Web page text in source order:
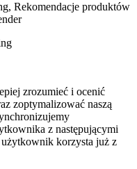
Rekomendacje produktów
zrozumieć i ocenić
zoptymalizować naszą
z następującymi
korzysta już z